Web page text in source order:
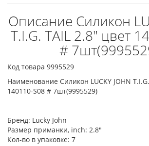
Описание Силикон
T.I.G. TAIL 2.8" цвет
#
Код товара 9995529
Наименование Силикон LUCKY JOHN
140110-S08 # 7шт(9995529)
Бренд: Lucky John
Размер приманки, inch: 2.8"
Кол-во в упаковке: 7